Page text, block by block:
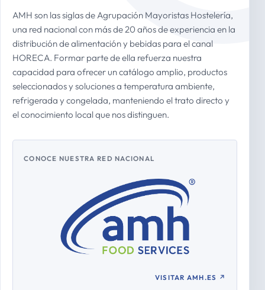
AMH son las siglas de Agrupación Mayoristas Hostelería,
una red nacional con más de 20 años de experiencia en la
distribución de alimentación y bebidas para el canal
HORECA. Formar parte de ella refuerza nuestra
capacidad para ofrecer un catálogo amplio, productos
seleccionados y soluciones a temperatura ambiente,
refrigerada y congelada, manteniendo el trato directo y
el conocimiento local que nos distinguen.
CONOCE NUESTRA RED NACIONAL
VISITAR AMH.ES ↗